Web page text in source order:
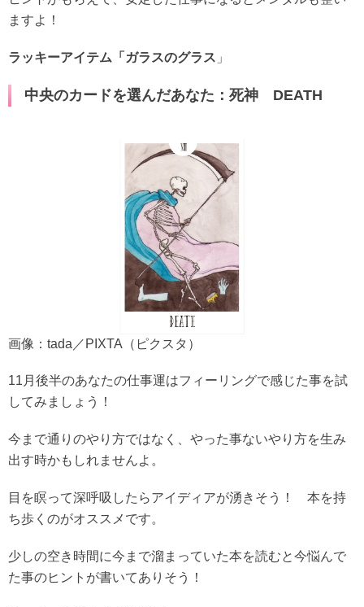
ますよ！
ラッキーアイテム「ガラスのグラス 」
中央のカードを選んだあなた：死神 DEATH
画像：tada／PIXTA（ピクスタ）
11月後半のあなたの仕事運はフィーリングで感じた事を試
してみましょう！
今まで通りのやり方ではなく、やった事ないやり方を生み
出す時かもしれませんよ。
目を瞑って深呼吸したらアイディアが湧きそう！ 本を持
ち歩くのがオススメです。
少しの空き時間に今まで溜まっていた本を読むと今悩んで
た事のヒントが書いてありそう！